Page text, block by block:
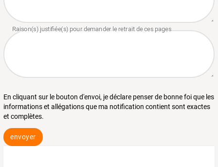
En cliquant sur le bouton d'envoi, je déclare penser de bonne foi que les
informations et allégations que ma notification contient sont exactes
et complètes.
envoyer